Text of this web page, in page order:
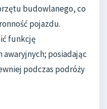
budowlanego, co
pojazdu.
funkcję
posiadając
podczas podróży